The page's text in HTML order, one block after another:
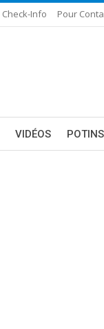
Check-Info Pour
VIDÉOS